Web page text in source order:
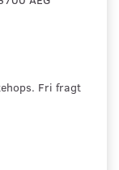
Fri fragt